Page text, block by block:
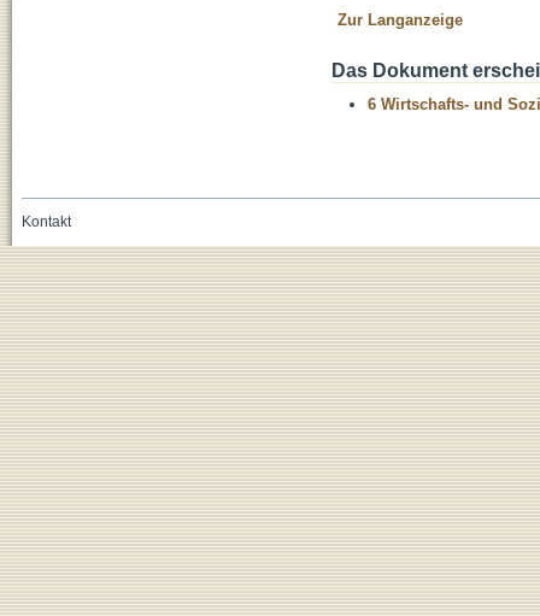
Zur Langanzeige
Das Dokument
6 Wirtschafts- und
Kontakt